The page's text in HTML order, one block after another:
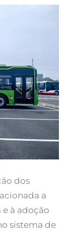
dos
a
à adoção
sistema de